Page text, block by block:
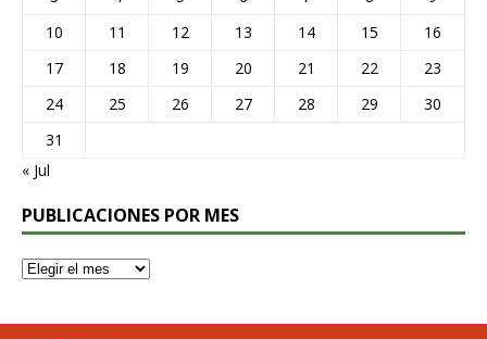
10
11 12 13 14 15
16
17
18 19 20 21 22
23
24
25 26 27 28 29
30
31
« Jul
PUBLICACIONES POR MES